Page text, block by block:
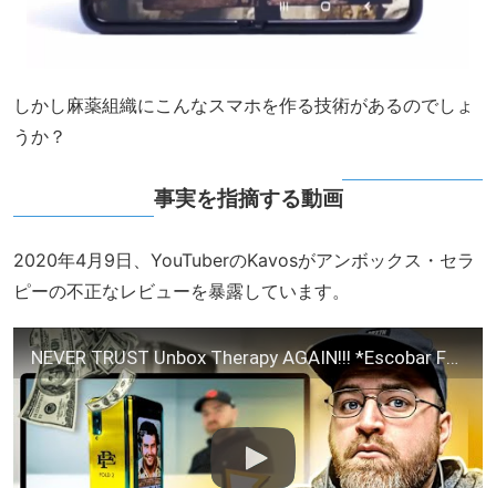
しかし麻薬組織にこんなスマホを作る技術があるのでしょ
うか？
事実を指摘する動画
2020年4月9日、YouTuberのKavosがアンボックス・セラ
ピーの不正なレビューを暴露しています。
NEVER TRUST Unbox Therapy AGAIN!!! *Escobar Fold Scam EXPOSED*